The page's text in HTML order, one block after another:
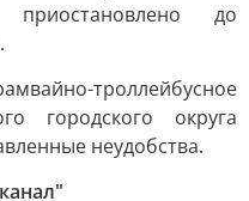
приостановлено до
троллейбусное
городского округа
неудобства.